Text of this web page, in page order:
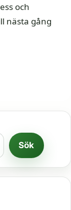
och
nästa gång
Sök